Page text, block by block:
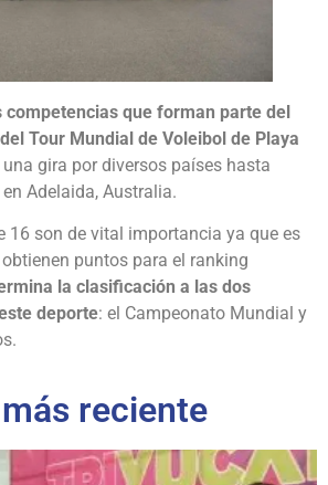
que forman parte del
Tour Mundial de Voleibol de Playa
gira por diversos países hasta
Adelaida, Australia.
16 son de vital importancia ya que es
puntos para el ranking
la clasificación a las dos
deporte: el Campeonato Mundial y
reciente